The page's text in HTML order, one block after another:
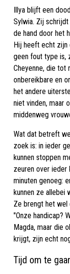
Illya blijft een
Sylwia. Zij
de hand door het
Hij heeft echt zijn
geen fout type is,
Cheyenne, die tot
onbereikbare en
het andere
niet vinden, maar
middenweg
Wat dat betreft
zoek is: in ieder
kunnen stoppen
zeuren over ieder
minuten genoeg:
kunnen ze allebei
Ze brengt het wel
"Onze handicap?
Magda, maar die
krijgt, zijn echt
Tijd om te